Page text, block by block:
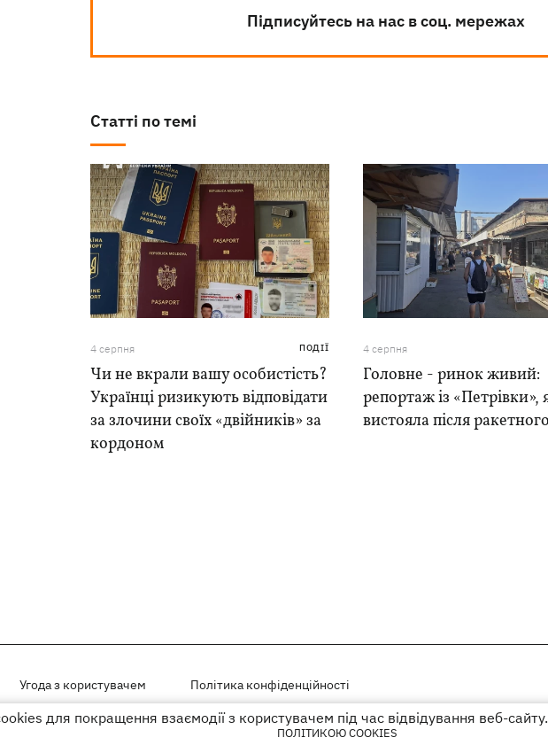
Підписуйтесь на нас в соц. мережах
Статті по темі
4 серпня ПОДІЇ
Чи не вкрали вашу особистість?
Українці ризикують відповідати
за злочини своїх «двійників» за
кордоном
4 серпня
Головне - ринок живий:
репортаж із «Петрівки»,
вистояла після
Угода з користувачем Політика конфіденційності
«PR» і «Факт» розміщені на правах реклами
для покращення взаємодії з користувачем під час відвідування веб-
ПОЛІТИКОЮ COOKIES